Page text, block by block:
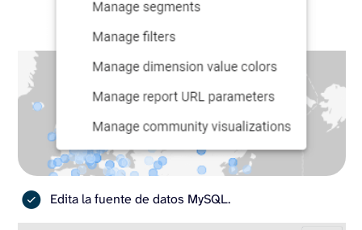
Edita la fuente de datos MySQL.